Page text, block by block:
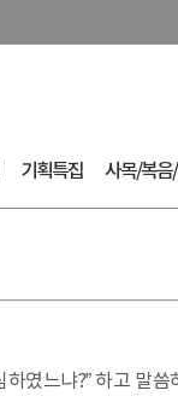
기획특집 사목/복음
였느냐?” 하고 말